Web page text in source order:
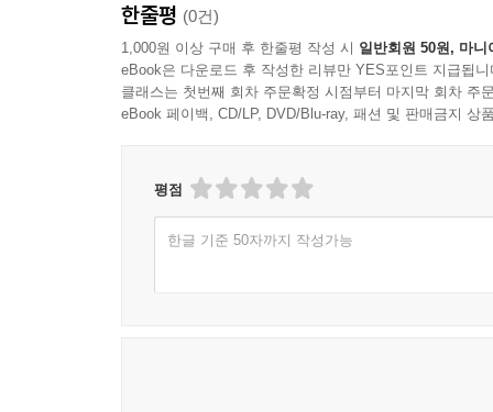
한줄평 (0건)
1,000원 이상 구매 후 한줄평 작성 시 일반회원 50원, 마니
eBook은 다운로드 후 작성한 리뷰만 YES포인트 지급됩니
클래스는 첫번째 회차 주문확정 시점부터 마지막 회차 주
eBook 페이백, CD/LP, DVD/Blu-ray, 패션 및 판매금지 상
평점
한글 기준 50자까지 작성가능